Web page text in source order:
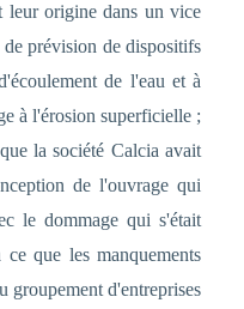
leur origine dans un vice
prévision de dispositifs
de l'eau et à
à l'érosion superficielle ;
la société Calcia avait
de l'ouvrage qui
le dommage qui s'était
que les manquements
groupement d'entreprises